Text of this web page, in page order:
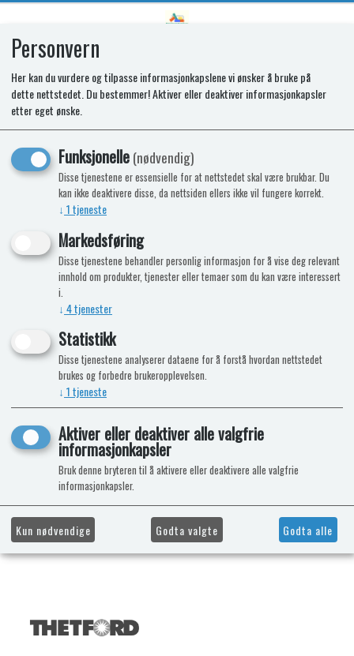
SR CABINET DOOR T1152
Personvern
Her kan du vurdere og tilpasse informasjonkapslene vi ønsker å bruke på
dette nettstedet. Du bestemmer! Aktiver eller deaktiver informasjonkapsler
etter eget ønske.
Funksjonelle(nødvendig)
Disse tjenestene er essensielle for at nettstedet skal være brukbar. Du
kan ikke deaktivere disse, da nettsiden ellers ikke vil fungere korrekt.
↓ 1tjeneste
Markedsføring
Disse tjenestene behandler personlig informasjon for å vise deg relevant
innhold om produkter, tjenester eller temaer som du kan være interessert
i.
↓ 4tjenester
Statistikk
Disse tjenestene analyserer dataene for å forstå hvordan nettstedet
brukes og forbedre brukeropplevelsen.
↓ 1tjeneste
Aktiver eller deaktiver alle valgfrie
informasjonkapsler
Bruk denne bryteren til å aktivere eller deaktivere alle valgfrie
informasjonkapsler.
Kun nødvendige Godta valgte Godta alle